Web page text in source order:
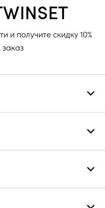
и получите скидку 10%